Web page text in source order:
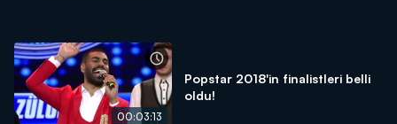
00:03:13
Popstar 2018'in finalistleri belli
oldu!